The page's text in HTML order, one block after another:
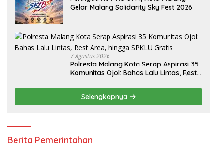
Gelar Malang Solidarity Sky Fest 2026
7 Agustus 2026
Polresta Malang Kota Serap Aspirasi 35
Komunitas Ojol: Bahas Lalu Lintas, Rest
Selengkapnya
Berita Pemerintahan